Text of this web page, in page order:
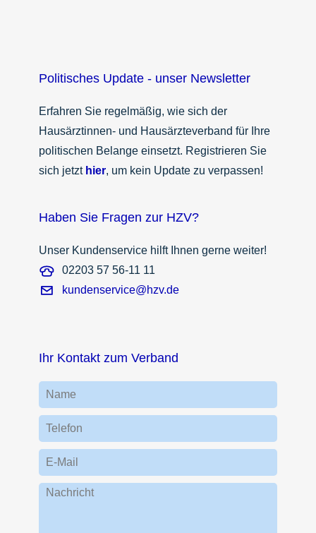
Politisches Update - unser Newsletter
Erfahren Sie regelmäßig, wie sich der
Hausärztinnen- und Hausärzteverband für Ihre
politischen Belange einsetzt. Registrieren Sie
sich jetzt hier, um kein Update zu verpassen!
Haben Sie Fragen zur HZV?
Unser Kundenservice hilft Ihnen gerne weiter!
02203 57 56-11 11
kundenservice@hzv.de
Ihr Kontakt zum Verband
Name
Telefon
E-Mail
Nachricht